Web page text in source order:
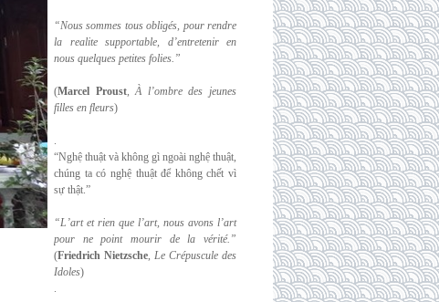
“Nous sommes tous obligés, pour rendre
la realite supportable, d’entretenir en
nous quelques petites folies.”
(Marcel Proust,À l’ombre des jeunes
filles en fleurs)
.
“Nghệ thuật và không gì ngoài nghệ thuật,
chúng ta có nghệ thuật để không chết vì
sự thật.”
“L’art et rien que l’art, nous avons l’art
pour ne point mourir de la vérité.”
(Friedrich Nietzsche, Le Crépuscule des
Idoles)
.